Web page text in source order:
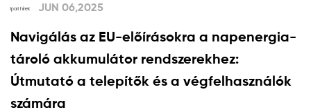
Ipari hírek JUN 06,2025
Navigálás az EU-előírásokra a napenergia-
tároló akkumulátor rendszerekhez:
Útmutató a telepítők és a végfelhasználók
számára